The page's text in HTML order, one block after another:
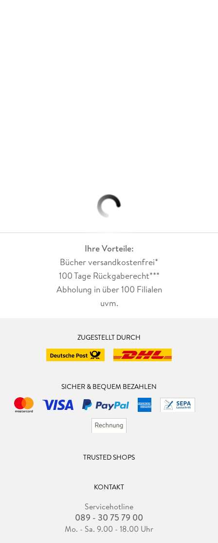
Ihre Vorteile:
Bücher versandkostenfrei*
100 Tage Rückgaberecht***
Abholung in über 100 Filialen
uvm.
ZUGESTELLT DURCH
SICHER & BEQUEM BEZAHLEN
TRUSTED SHOPS
KONTAKT
Servicehotline
089 - 30 75 79 00
Mo. - Sa. 9.00 - 18.00 Uhr